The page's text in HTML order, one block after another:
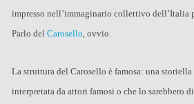
impresso nell’immaginario collettivo dell’Italia
Parlo del Carosello , ovvio.
La struttura del Carosello è famosa: una storiella
interpretata da attori famosi o che lo sarebbero